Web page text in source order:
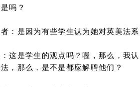
吗？
是因为有些学生认为她对英美法系
是学生的观点吗？喔，那么，我认
，那么，是不是都应解聘他们？